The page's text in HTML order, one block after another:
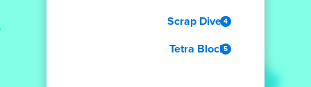
Scrap Divers
Tetra Blocks